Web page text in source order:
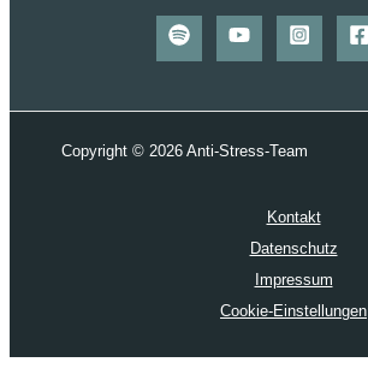
Copyright © 2026 Anti-Stress-Team
Kontakt
Datenschutz
Impressum
Cookie-Einstellungen